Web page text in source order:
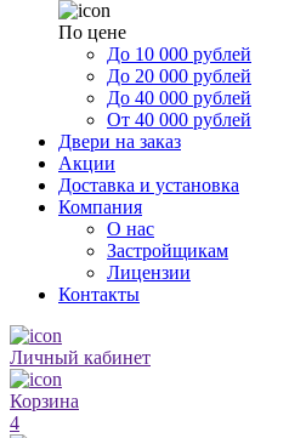
По цене
До 10 000 рублей
До 20 000 рублей
До 40 000 рублей
От 40 000 рублей
Двери на заказ
Акции
Доставка и установка
Компания
О нас
Застройщикам
Лицензии
Контакты
Личный кабинет
Корзина
4